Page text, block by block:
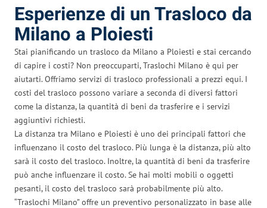
Esperienze di un Trasloco da
Milano a Ploiesti
Stai pianificando un trasloco da Milano a Ploiesti e stai cercando
di capire i costi? Non preoccuparti, Traslochi Milano è qui per
aiutarti. Offriamo servizi di trasloco professionali a prezzi equi. I
costi del trasloco possono variare a seconda di diversi fattori
come la distanza, la quantità di beni da trasferire e i servizi
aggiuntivi richiesti.
La distanza tra Milano e Ploiesti è uno dei principali fattori che
influenzano il costo del trasloco. Più lunga è la distanza, più alto
sarà il costo del trasloco. Inoltre, la quantità di beni da trasferire
può anche influenzare il costo. Se hai molti mobili o oggetti
pesanti, il costo del trasloco sarà probabilmente più alto.
“Traslochi Milano” offre un preventivo personalizzato in base alle